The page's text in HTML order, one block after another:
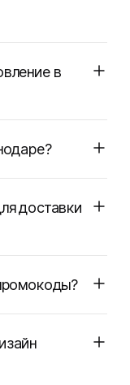
в
доставки